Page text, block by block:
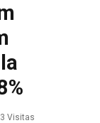
3 Visitas